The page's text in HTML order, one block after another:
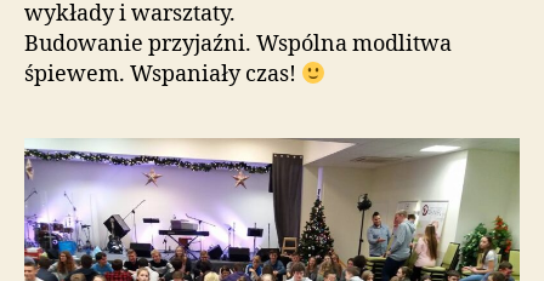
wykłady i warsztaty.
Budowanie przyjaźni. Wspólna modlitwa
śpiewem. Wspaniały czas!